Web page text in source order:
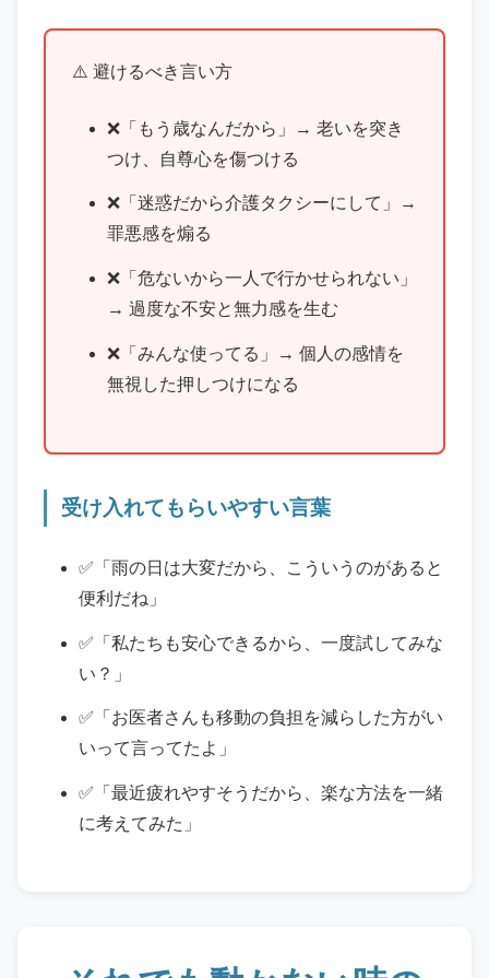
避けるべき言い方
❌「もう歳なんだから」→ 老いを突き
つけ、自尊心を傷つける
❌「迷惑だから介護タクシーにして」→
罪悪感を煽る
❌「危ないから一人で行かせられない」
→ 過度な不安と無力感を生む
❌「みんな使ってる」→ 個人の感情を
無視した押しつけになる
受け入れてもらいやすい言葉
✅「雨の日は大変だから、こういうのがあると
便利だね」
✅「私たちも安心できるから、一度試してみな
い？」
✅「お医者さんも移動の負担を減らした方がい
いって言ってたよ」
✅「最近疲れやすそうだから、楽な方法を一緒
に考えてみた」